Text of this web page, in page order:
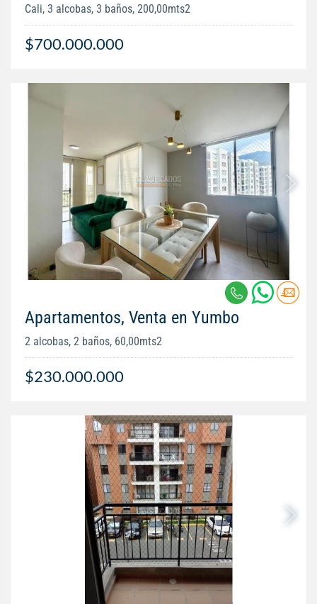
Cali, 3 alcobas, 3 baños, 200,00mts2
$700.000.000
Apartamentos, Venta en Yumbo
2 alcobas, 2 baños, 60,00mts2
$230.000.000